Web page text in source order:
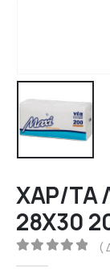
ΧΑΡ/ΤΑ
28Χ30
0out of 5
(